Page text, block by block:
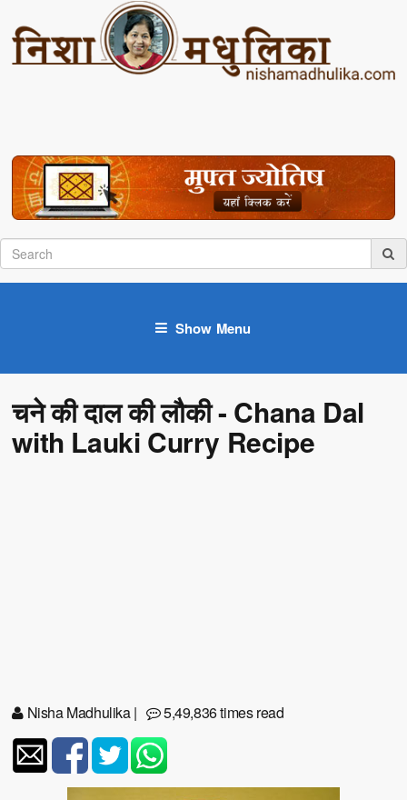
Show Menu
चने की दाल की लौकी - Chana Dal
with Lauki Curry Recipe
Nisha Madhulika| 5,49,836 times read